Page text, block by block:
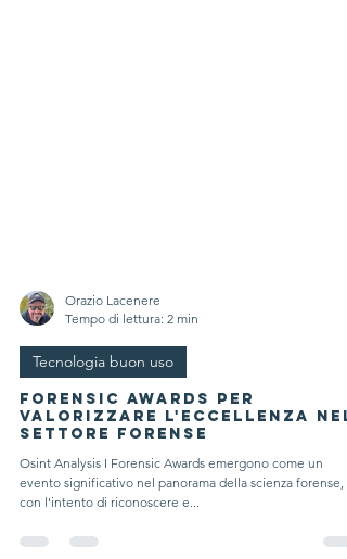
Orazio Lacenere
Tempo di lettura: 2 min
Tecnologia buon uso
Valorizzare l'Eccellenza nel
Settore Forense
Osint Analysis I Forensic Awards emergono come un
con l'intento di riconoscere e...